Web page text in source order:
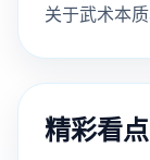
关于武术本
精彩看点